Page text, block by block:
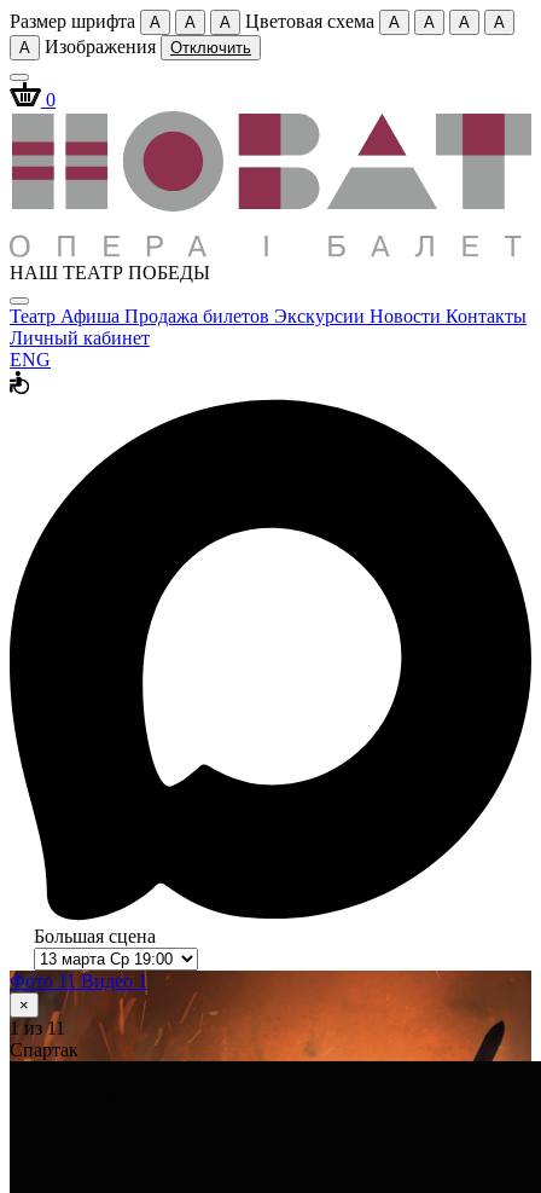
Размер шрифта A A A Цветовая схема A A A
A
A
Изображения Отключить
0
НАШ ТЕАТР ПОБЕДЫ
Театр Афиша Продажа билетов Экскурсии Новости Контакты
Личный кабинет
ENG
Большая сцена
Фото 11 Видео 1
×
1 из 11
Спартак